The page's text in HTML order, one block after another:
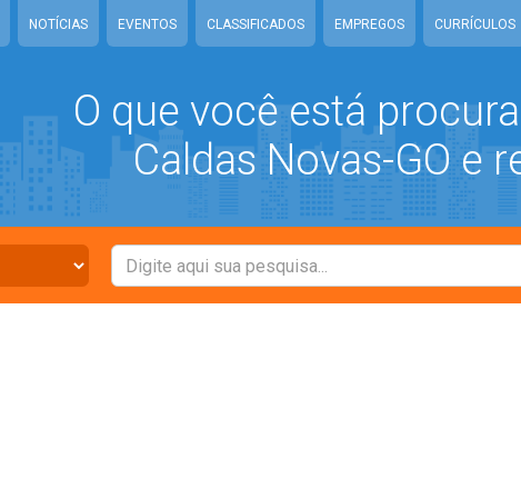
NOTÍCIAS EVENTOS CLASSIFICADOS EMPREGOS CURRÍCULOS
O que você está
Caldas Novas-GO e